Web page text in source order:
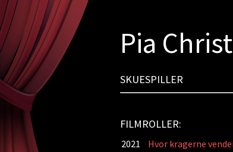
Pia
SKUESPILLER
FILMROLLER:
2021 Hvor kragerne